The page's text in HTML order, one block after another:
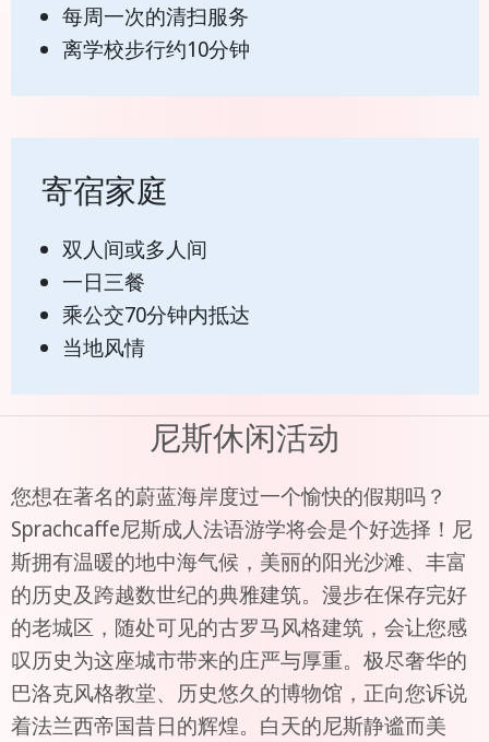
每周一次的清扫服务
离学校步行约10分钟
寄宿家庭
双人间或多人间
一日三餐
乘公交70分钟内抵达
当地风情
尼斯休闲活动
您想在著名的蔚蓝海岸度过一个愉快的假期吗？
Sprachcaffe尼斯成人法语游学将会是个好选择！尼
斯拥有温暖的地中海气候，美丽的阳光沙滩、丰富
的历史及跨越数世纪的典雅建筑。漫步在保存完好
的老城区，随处可见的古罗马风格建筑，会让您感
叹历史为这座城市带来的庄严与厚重。极尽奢华的
巴洛克风格教堂、历史悠久的博物馆，正向您诉说
着法兰西帝国昔日的辉煌。白天的尼斯静谧而美